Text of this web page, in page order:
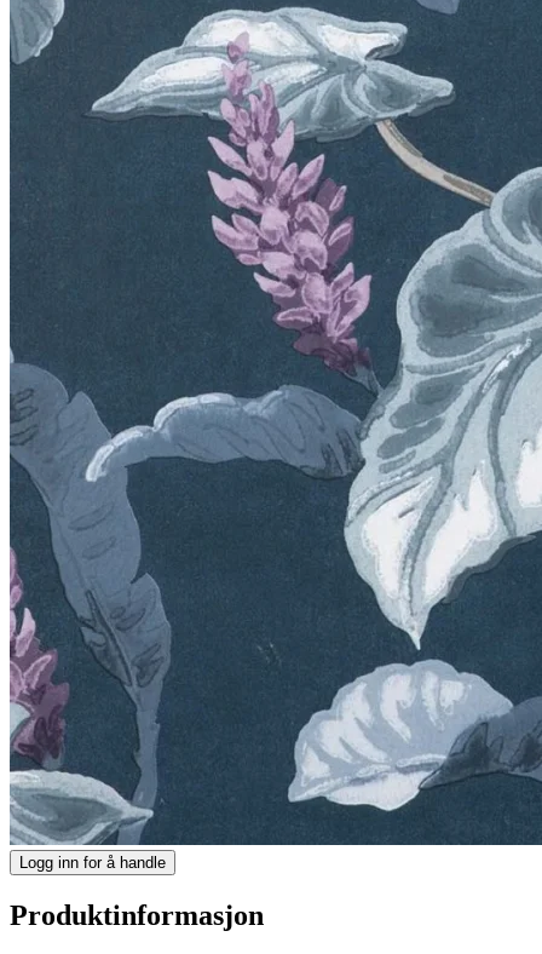
Logg inn for å handle
Produktinformasjon